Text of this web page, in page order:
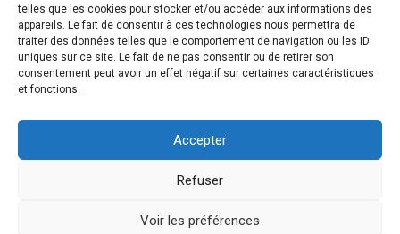
telles que les cookies pour stocker et/ou accéder aux informations des
appareils. Le fait de consentir à ces technologies nous permettra de
traiter des données telles que le comportement de navigation ou les ID
uniques sur ce site. Le fait de ne pas consentir ou de retirer son
consentement peut avoir un effet négatif sur certaines caractéristiques
et fonctions.
Accepter
Refuser
Voir les préférences